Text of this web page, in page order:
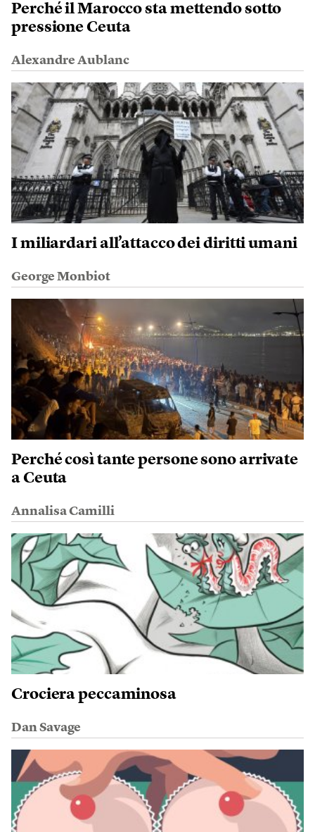
Perché il Marocco sta mettendo sotto
pressione Ceuta
Alexandre Aublanc
I miliardari all’attacco dei diritti umani
George Monbiot
Perché così tante persone sono arrivate
a Ceuta
Annalisa Camilli
Crociera peccaminosa
Dan Savage